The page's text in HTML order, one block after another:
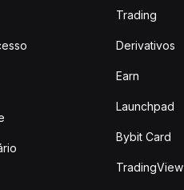
Trading
Derivativos
Earn
Launchpad
Bybit Card
TradingView